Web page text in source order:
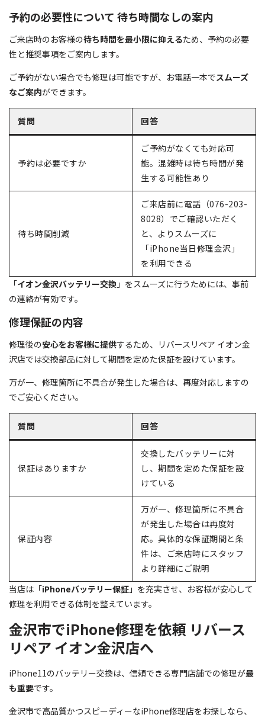
予約の必要性について 待ち時間なしの案内
ご来店時のお客様の待ち時間を最小限に抑えるため、予約の必要
性と推奨事項をご案内します。
ご予約がない場合でも修理は可能ですが、お電話一本でスムーズ
なご案内ができます。
質問 回答
予約は必要ですか
ご予約がなくても対応可
能。混雑時は待ち時間が発
生する可能性あり
待ち時間削減
ご来店前に電話（076-203-
8028）でご確認いただく
と、よりスムーズに
「iPhone当日修理金沢」
を利用できる
「イオン金沢バッテリー交換 」をスムーズに行うためには、事前
の連絡が有効です。
修理保証の内容
修理後の安心をお客様に提供するため、リバースリペア イオン金
沢店では交換部品に対して期間を定めた保証を設けています。
万が一、修理箇所に不具合が発生した場合は、再度対応しますの
でご安心ください。
質問 回答
保証はありますか
交換したバッテリーに対
し、期間を定めた保証を設
けている
保証内容
万が一、修理箇所に不具合
が発生した場合は再度対
応。具体的な保証期間と条
件は、ご来店時にスタッフ
より詳細にご説明
当店は「iPhoneバッテリー保証 」を充実させ、お客様が安心して
修理を利用できる体制を整えています。
金沢市でiPhone修理を依頼 リバース
リペア イオン金沢店へ
iPhone11のバッテリー交換は、信頼できる専門店舗での修理が最
も重要です。
金沢市で高品質かつスピーディーなiPhone修理店をお探しなら、